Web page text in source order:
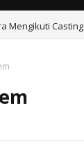
Mengikuti Casting